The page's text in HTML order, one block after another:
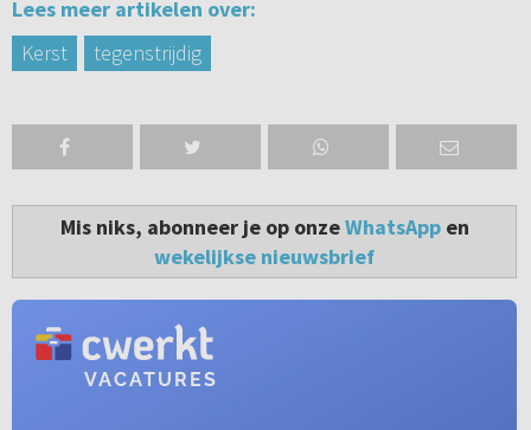
Lees meer artikelen over:
Kerst
tegenstrijdig
Mis niks, abonneer je op onzeWhatsAppen
wekelijkse nieuwsbrief